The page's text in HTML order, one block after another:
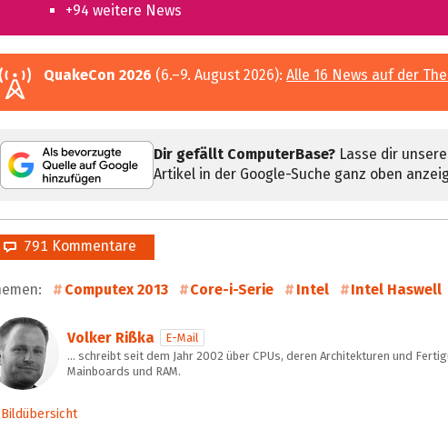
+94 weitere News
QuakeCon 2026 (6.–9. August 2026): Alle 16 News auf der
Dir gefällt ComputerBase? Lasse dir
Artikel in der Google-Suche ganz oben
791 Kommentare
Computex 2013 Core-i-Serie Intel Intel Haswell
Volker Rißka
E-Mail
… schreibt seit dem Jahr 2002 über CPUs, deren Architekturen und
Mainboards und RAM.
Bildübersicht